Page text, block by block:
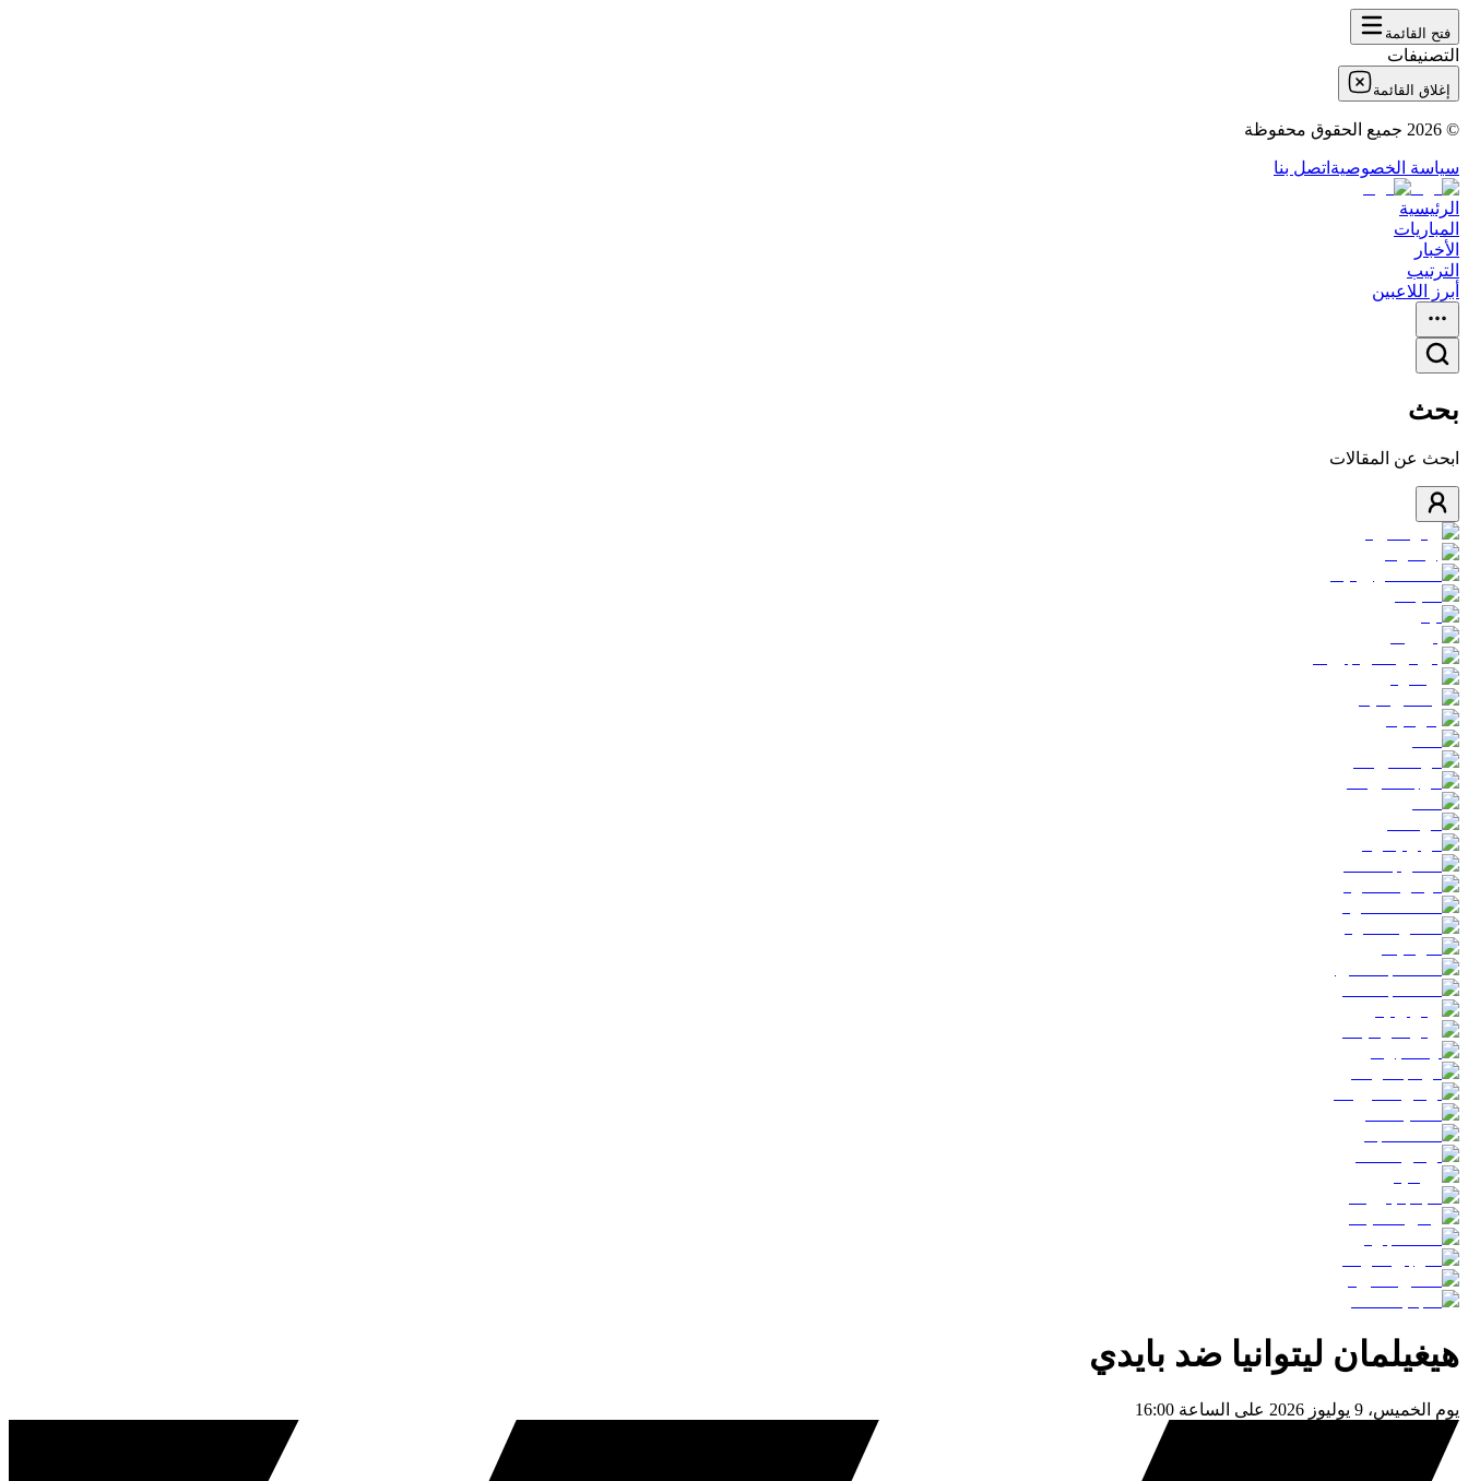
فتح القائمة
التصنيفات
إغلاق القائمة
©
2026 جميع الحقوق محفوظة
سياسة الخصوصية اتصل بنا
الرئيسية
المباريات
الأخبار
الترتيب
أبرز اللاعبين
بحث
ابحث عن المقالات
هيغيلمان ليتوانيا ضد بايدي
يوم الخميس، 9 يوليوز 2026 على الساعة 16:00